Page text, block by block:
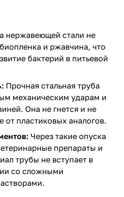
нержавеющей стали не
и ржавчина, что
бактерий в питьевой
Прочная стальная труба
механическим ударам и
Она не гнется и не
от пластиковых аналогов.
Через такие опуска
препараты и
трубы не вступает в
со сложными